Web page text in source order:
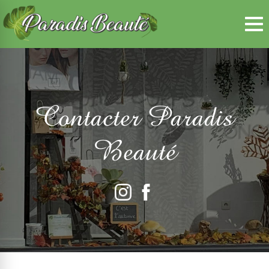
Panneau de gestion des cookies
Contacter Paradis
Beauté